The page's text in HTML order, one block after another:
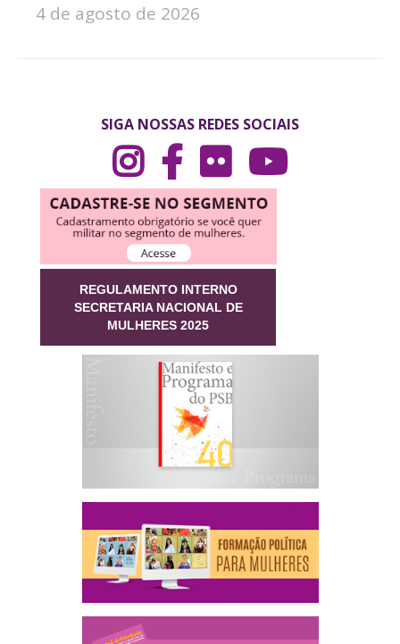
4 de agosto de 2026
SIGA NOSSAS REDES SOCIAIS
REGULAMENTO INTERNO
SECRETARIA NACIONAL DE
MULHERES 2025